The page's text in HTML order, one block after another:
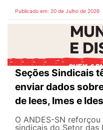
Publicado em: 20 de Julho de 2026
Seções Sindicais
enviar dados
de Iees, Imes e Ides
O ANDES-SN
sindicais do Setor das